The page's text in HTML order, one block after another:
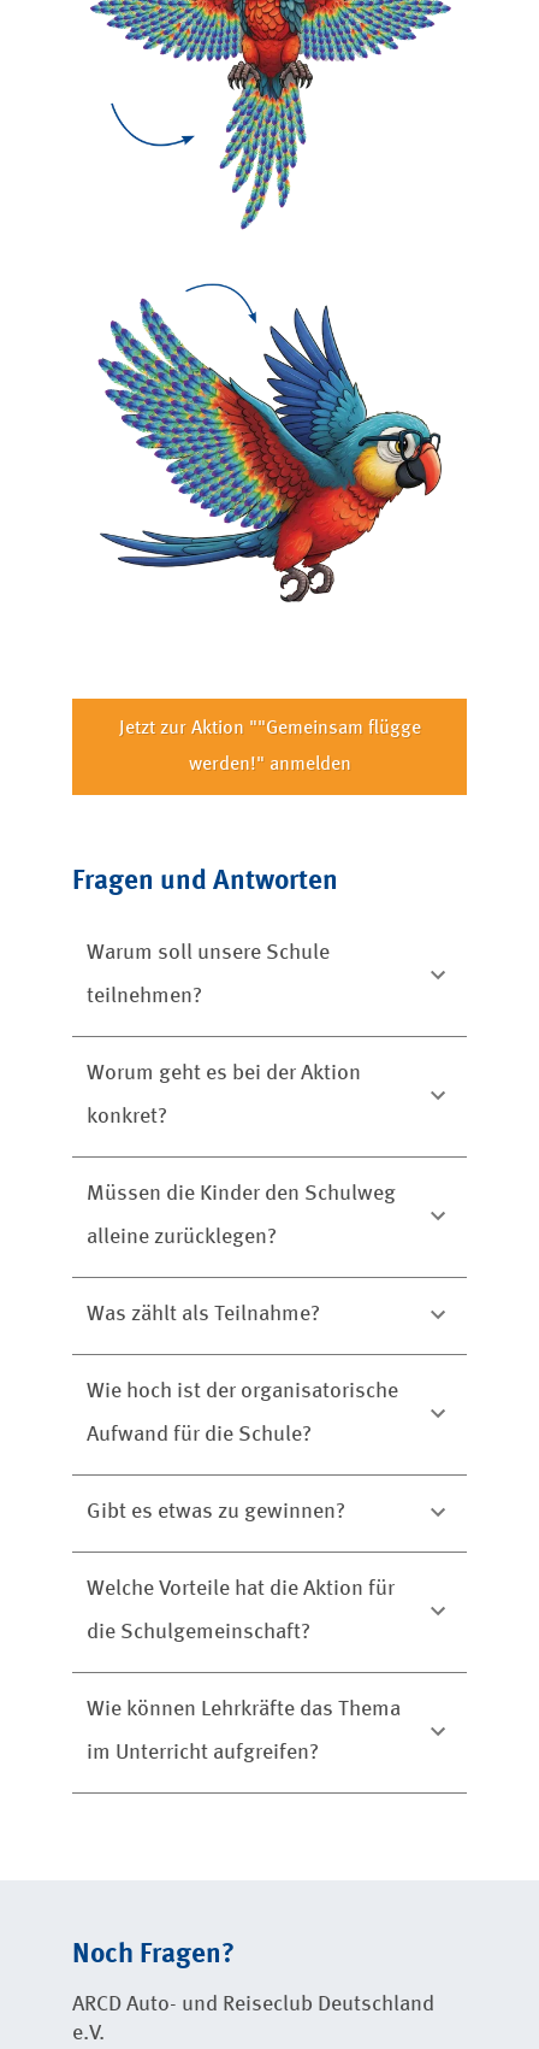
Jetzt zur Aktion ""Gemeinsam flügge
werden!" anmelden
Fragen und Antworten
Warum soll unsere Schule
teilnehmen?
Worum geht es bei der Aktion
konkret?
Müssen die Kinder den Schulweg
alleine zurücklegen?
Was zählt als Teilnahme?
Wie hoch ist der organisatorische
Aufwand für die Schule?
Gibt es etwas zu gewinnen?
Welche Vorteile hat die Aktion für
die Schulgemeinschaft?
Wie können Lehrkräfte das Thema
im Unterricht aufgreifen?
Noch Fragen?
ARCD Auto- und Reiseclub Deutschland
e.V.